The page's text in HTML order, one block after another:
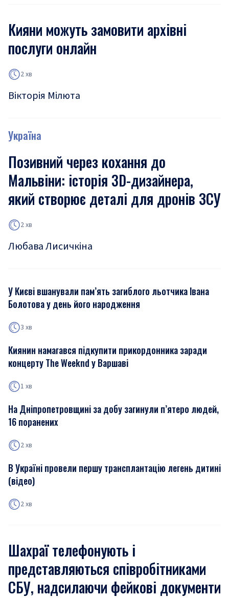
Кияни можуть замовити архівні
послуги онлайн
2 хв
Вікторія Мілюта
Україна
Позивний через кохання до
Мальвіни: історія 3D-дизайнера,
який створює деталі для дронів ЗСУ
2 хв
Любава Лисичкіна
У Києві вшанували пам’ять загиблого льотчика Івана
Болотова у день його народження
3 хв
Киянин намагався підкупити прикордонника заради
концерту The Weeknd у Варшаві
1 хв
На Дніпропетровщині за добу загинули п’ятеро людей,
16 поранених
2 хв
В Україні провели першу трансплантацію легень дитині
(відео)
2 хв
Шахраї телефонують і
представляються співробітниками
СБУ, надсилаючи фейкові документи